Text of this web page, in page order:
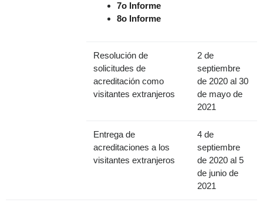
7o Informe
8o Informe
Resolución de
solicitudes de
acreditación como
visitantes extranjeros
2 de
septiembre
de 2020 al 30
de mayo de
2021
Entrega de
acreditaciones a los
visitantes extranjeros
4 de
septiembre
de 2020 al 5
de junio de
2021